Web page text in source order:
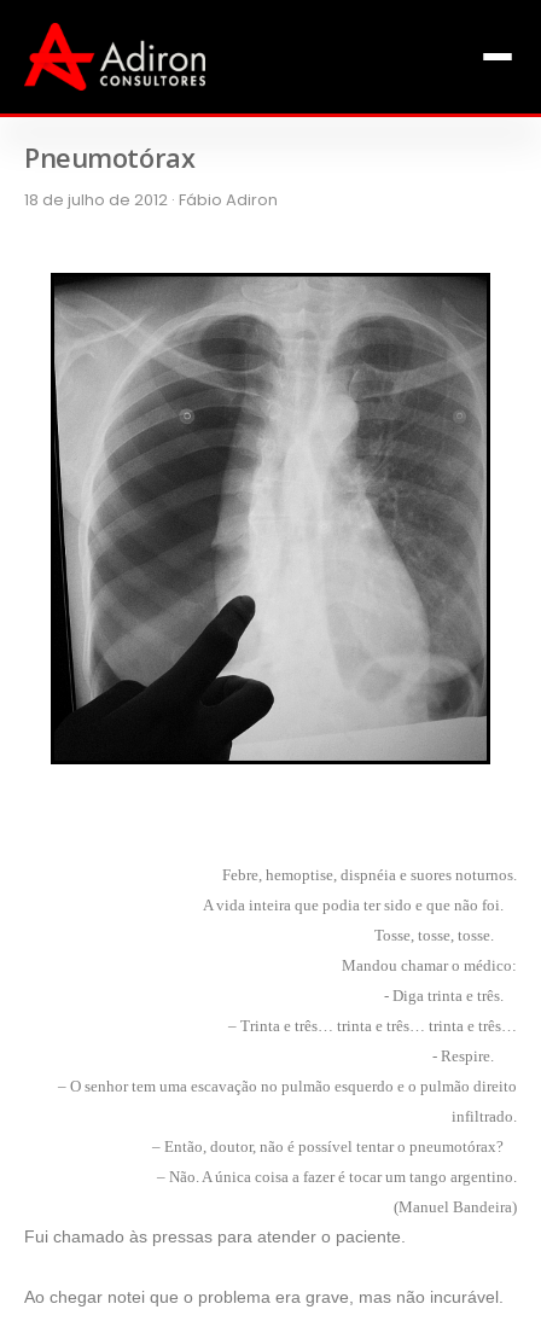
Livros de Fábio Adiron
Contato
Pneumotórax
18 de julho de 2012 · Fábio Adiron
Febre, hemoptise, dispnéia e suores noturnos.
A vida inteira que podia ter sido e que não foi.
Tosse, tosse, tosse.
Mandou chamar o médico:
- Diga trinta e três.
– Trinta e três… trinta e três… trinta e três…
- Respire.
– O senhor tem uma escavação no pulmão esquerdo e o pulmão direito
infiltrado.
– Então, doutor, não é possível tentar o pneumotórax?
– Não. A única coisa a fazer é tocar um tango argentino.
(Manuel Bandeira)
Fui chamado às pressas para atender o paciente.
Ao chegar notei que o problema era grave, mas não incurável.